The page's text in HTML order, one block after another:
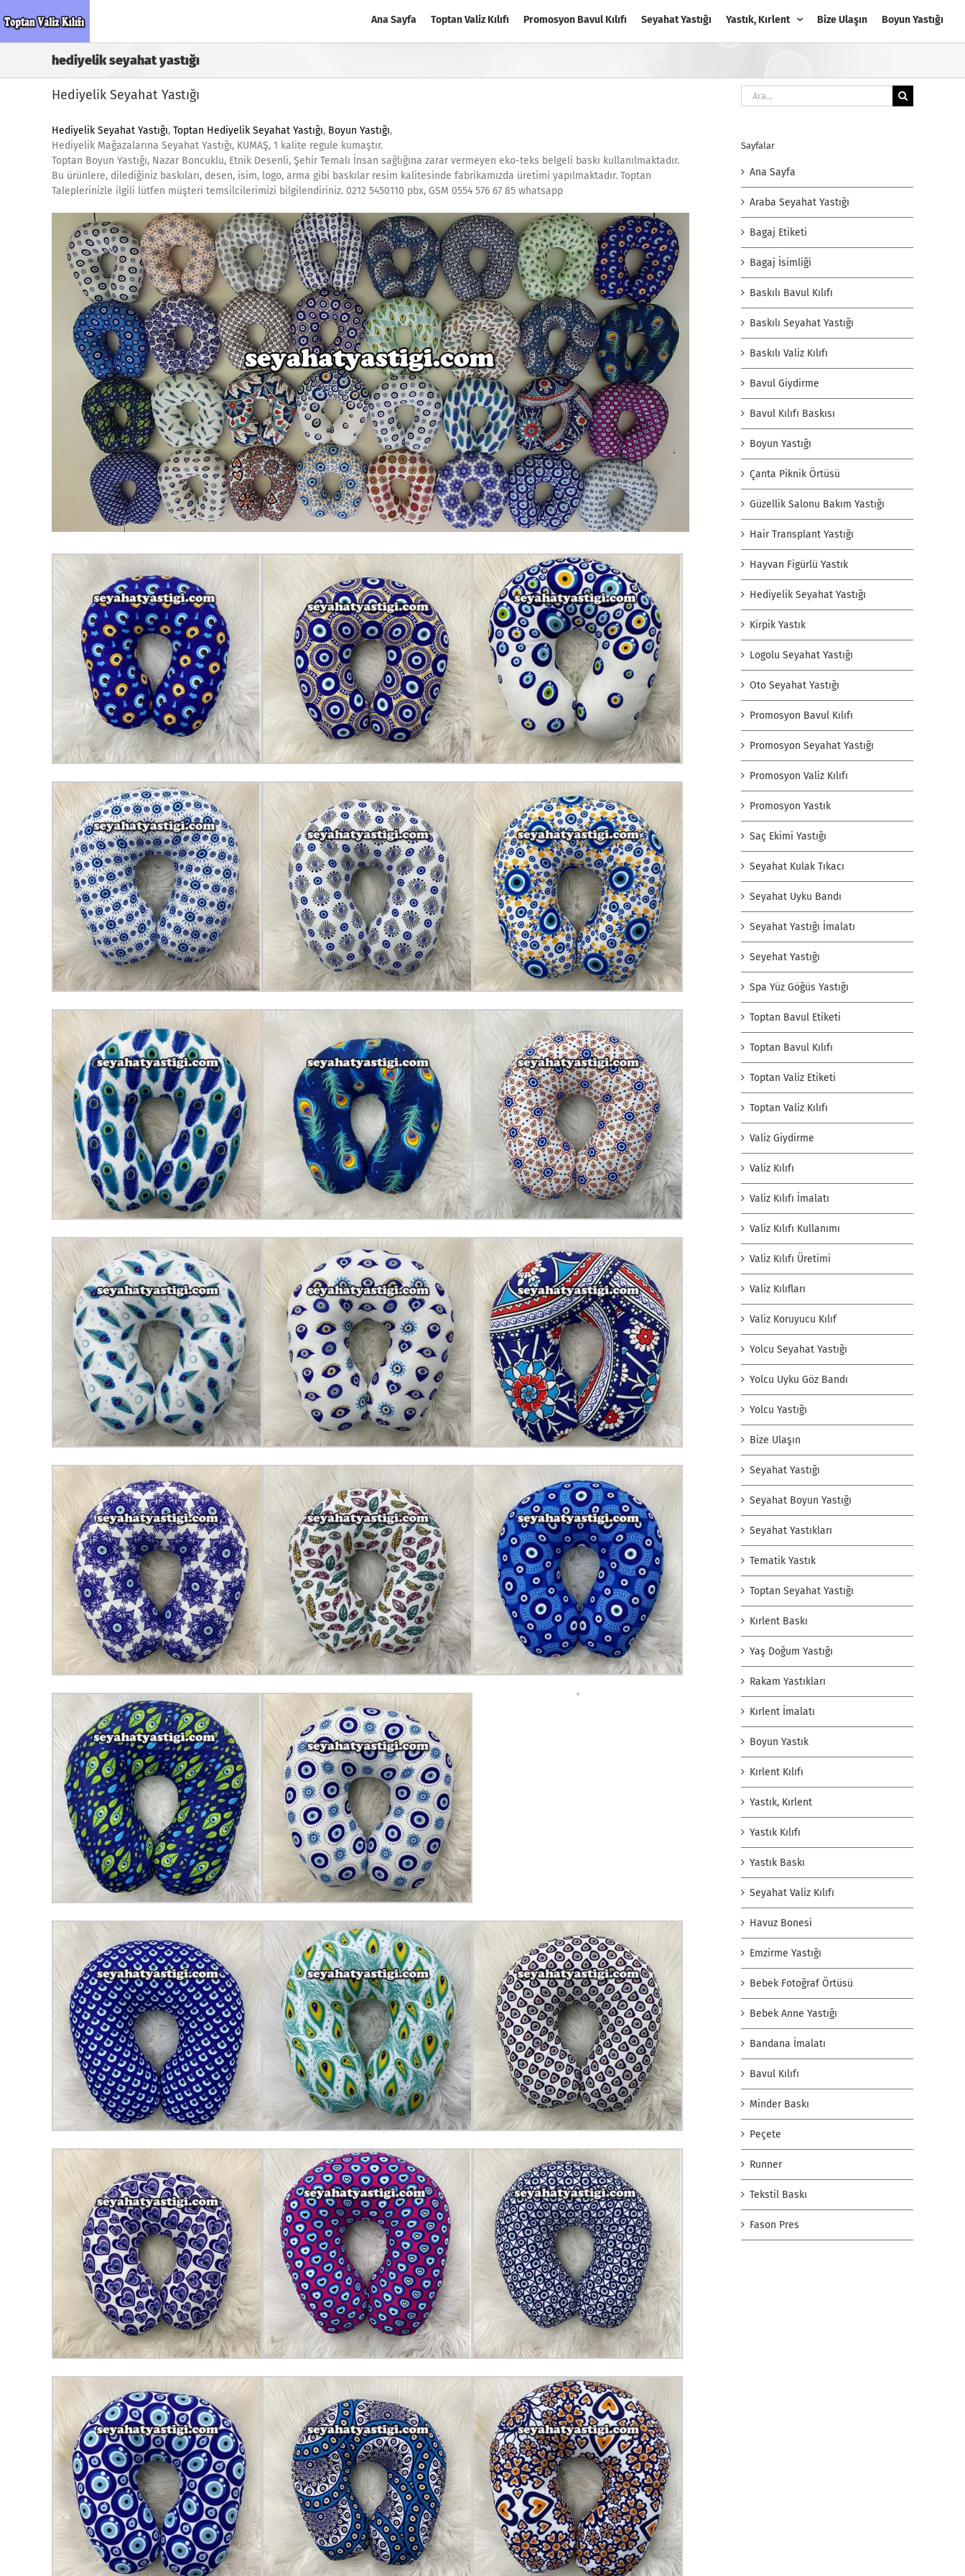
to
Ana Sayfa Toptan Valiz Kılıfı Promosyon Bavul Kılıfı Seyahat Yastığı Yastık, Kırlent Bize Ulaşın Boyun Yastığı
hediyelik seyahat yastığı
Hediyelik Seyahat Yastığı
Hediyelik Seyahat Yastığı, Toptan Hediyelik Seyahat Yastığı, Boyun Yastığı,
Hediyelik Mağazalarına Seyahat Yastığı, KUMAŞ, 1 kalite regule kumaştır.
Toptan Boyun Yastığı, Nazar Boncuklu, Etnik Desenli, Şehir Temalı İnsan sağlığına zarar vermeyen eko-teks belgeli baskı kullanılmaktadır.
Bu ürünlere, dilediğiniz baskıları, desen, isim, logo, arma gibi baskılar resim kalitesinde fabrikamızda üretimi yapılmaktadır. Toptan
Taleplerinizle ilgili lütfen müşteri temsilcilerimizi bilgilendiriniz. 0212 5450110 pbx, GSM 0554 576 67 85 whatsapp
Ara:
Sayfalar
Ana Sayfa
Araba Seyahat Yastığı
Bagaj Etiketi
Bagaj İsimliği
Baskılı Bavul Kılıfı
Baskılı Seyahat Yastığı
Baskılı Valiz Kılıfı
Bavul Giydirme
Bavul Kılıfı Baskısı
Boyun Yastığı
Çanta Piknik Örtüsü
Güzellik Salonu Bakım Yastığı
Hair Transplant Yastığı
Hayvan Figürlü Yastık
Hediyelik Seyahat Yastığı
Kirpik Yastık
Logolu Seyahat Yastığı
Oto Seyahat Yastığı
Promosyon Bavul Kılıfı
Promosyon Seyahat Yastığı
Promosyon Valiz Kılıfı
Promosyon Yastık
Saç Ekimi Yastığı
Seyahat Kulak Tıkacı
Seyahat Uyku Bandı
Seyahat Yastığı İmalatı
Seyehat Yastığı
Spa Yüz Göğüs Yastığı
Toptan Bavul Etiketi
Toptan Bavul Kılıfı
Toptan Valiz Etiketi
Toptan Valiz Kılıfı
Valiz Giydirme
Valiz Kılıfı
Valiz Kılıfı İmalatı
Valiz Kılıfı Kullanımı
Valiz Kılıfı Üretimi
Valiz Kılıfları
Valiz Koruyucu Kılıf
Yolcu Seyahat Yastığı
Yolcu Uyku Göz Bandı
Yolcu Yastığı
Bize Ulaşın
Seyahat Yastığı
Seyahat Boyun Yastığı
Seyahat Yastıkları
Tematik Yastık
Toptan Seyahat Yastığı
Kırlent Baskı
Yaş Doğum Yastığı
Rakam Yastıkları
Kırlent İmalatı
Boyun Yastık
Kırlent Kılıfı
Yastık, Kırlent
Yastık Kılıfı
Yastık Baskı
Seyahat Valiz Kılıfı
Havuz Bonesi
Emzirme Yastığı
Bebek Fotoğraf Örtüsü
Bebek Anne Yastığı
Bandana İmalatı
Bavul Kılıfı
Minder Baskı
Peçete
Runner
Tekstil Baskı
Fason Pres